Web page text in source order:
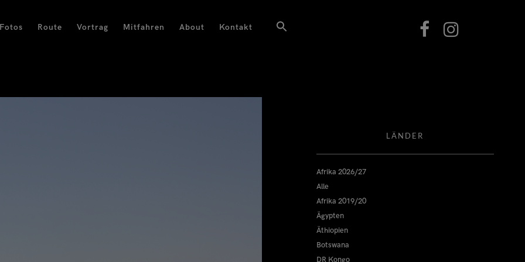
Route Vortrag Mitfahren About Kontakt
LÄNDER
Afrika 2026/27
Alle
Afrika 2019/20
Ägypten
Äthiopien
Botswana
DR Kongo